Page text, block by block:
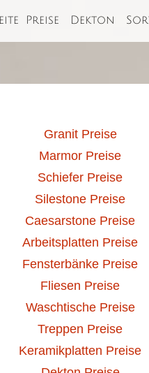
Preise Dekton
Granit Preise
Marmor Preise
Schiefer Preise
Silestone Preise
Caesarstone Preise
Arbeitsplatten Preise
Fensterbänke Preise
Fliesen Preise
Waschtische Preise
Treppen Preise
Keramikplatten Preise